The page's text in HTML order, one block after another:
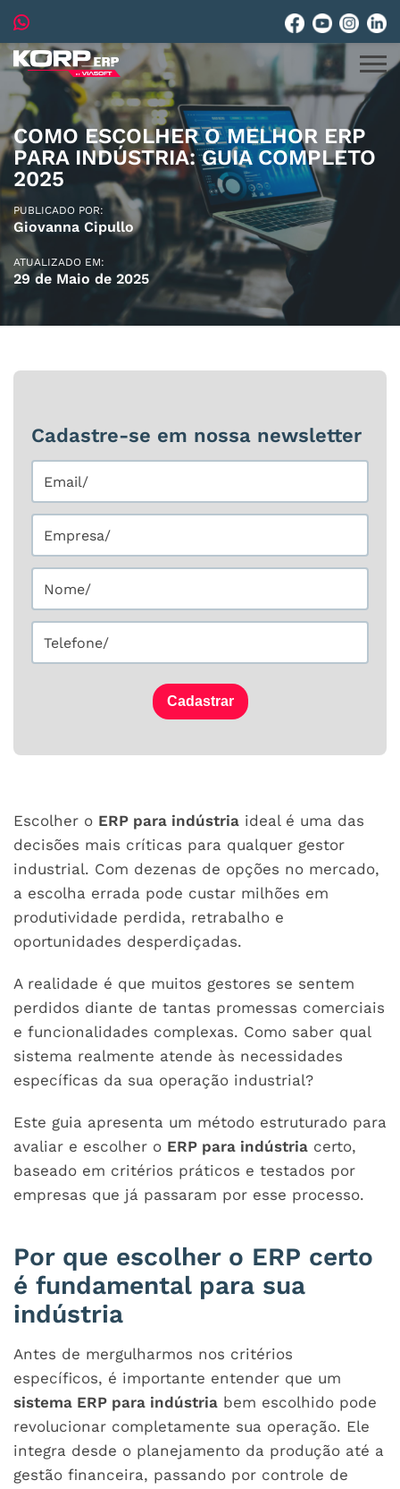
COMO ESCOLHER O MELHOR ERP
PARA INDÚSTRIA: GUIA COMPLETO
2025
PUBLICADO POR:
Giovanna Cipullo
ATUALIZADO EM:
29 de Maio de 2025
Escolher o ERP para indústria ideal é uma das
decisões mais críticas para qualquer gestor
industrial. Com dezenas de opções no mercado,
a escolha errada pode custar milhões em
produtividade perdida, retrabalho e
oportunidades desperdiçadas.
A realidade é que muitos gestores se sentem
perdidos diante de tantas promessas comerciais
e funcionalidades complexas. Como saber qual
sistema realmente atende às necessidades
específicas da sua operação industrial?
Este guia apresenta um método estruturado para
avaliar e escolher o ERP para indústria certo,
baseado em critérios práticos e testados por
empresas que já passaram por esse processo.
Por que escolher o ERP certo
é fundamental para sua
indústria
Antes de mergulharmos nos critérios
específicos, é importante entender que um
sistema ERP para indústria bem escolhido pode
revolucionar completamente sua operação. Ele
integra desde o planejamento da produção até a
gestão financeira, passando por controle de
Cadastre-se em nossa newsletter
Cadastrar